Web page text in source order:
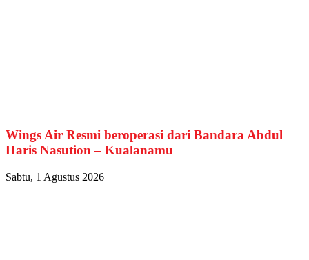
Wings Air Resmi beroperasi dari Bandara Abdul
Haris Nasution – Kualanamu
Sabtu, 1 Agustus 2026